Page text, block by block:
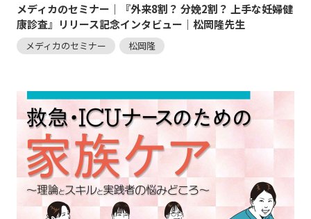
メディカのセミナー｜『外来8割？ 分娩2割？ 上手な妊婦健
康診査』リリース記念インタビュー｜松岡隆先生
メディカのセミナー 松岡隆